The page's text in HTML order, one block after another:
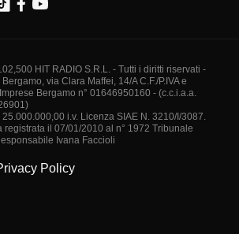
HIT RADIO S.R.L. - Tutti i diritti riservati -
via Clara Maffei, 14/A C.F./P.IVA e
Bergamo n° 01646950160 - (c.c.i.a.a.
i.v. Licenza SIAE N. 3210/I/3087.
registrata il 07/01/2010 al n° 1972 Tribunale
Ivana Faccioli
Policy